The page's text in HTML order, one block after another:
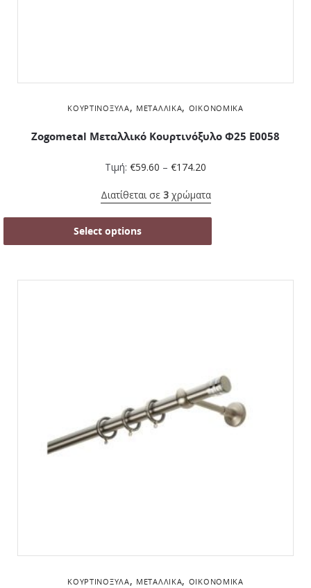
ΚΟΥΡΤΙΝΌΞΥΛΑ, ΜΕΤΑΛΛΙΚΆ, ΟΙΚΟΝΟΜΙΚΆ
Zogometal Μεταλλικό Κουρτινόξυλο Φ25 E0058
Τιμή: €59.60 – €174.20
Διατίθεται σε 3χρώματα
Select options
ΚΟΥΡΤΙΝΌΞΥΛΑ, ΜΕΤΑΛΛΙΚΆ, ΟΙΚΟΝΟΜΙΚΆ